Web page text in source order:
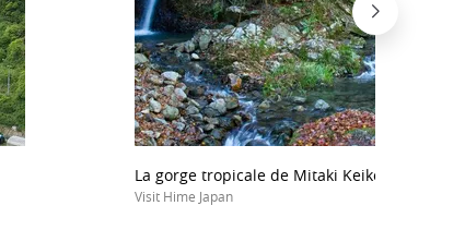
La gorge tropicale de Mitaki Keikoku
Visit Hime Japan